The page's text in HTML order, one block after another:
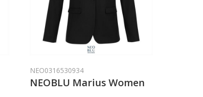
NEO0316530934
NEOBLU Marius Women